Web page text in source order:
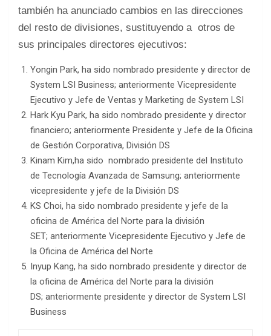
también ha anunciado cambios en las direcciones
del resto de divisiones, sustituyendo a otros de
sus principales directores ejecutivos:
Yongin Park, ha sido nombrado presidente y director de
System LSI Business; anteriormente Vicepresidente
Ejecutivo y Jefe de Ventas y Marketing de System LSI
Hark Kyu Park, ha sido nombrado presidente y director
financiero; anteriormente Presidente y Jefe de la Oficina
de Gestión Corporativa, División DS
Kinam Kim,ha sido nombrado presidente del Instituto
de Tecnología Avanzada de Samsung; anteriormente
vicepresidente y jefe de la División DS
KS Choi, ha sido nombrado presidente y jefe de la
oficina de América del Norte para la división
SET; anteriormente Vicepresidente Ejecutivo y Jefe de
la Oficina de América del Norte
Inyup Kang, ha sido nombrado presidente y director de
la oficina de América del Norte para la división
DS; anteriormente presidente y director de System LSI
Business